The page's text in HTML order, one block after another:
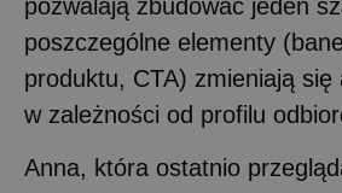
pozwalają zbudować jeden
poszczególne elementy
produktu, CTA) zmieniają
w zależności od profilu
Anna, która ostatnio